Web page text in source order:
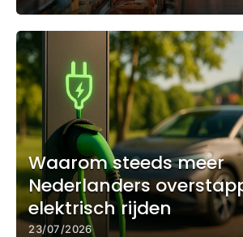
Waarom steeds meer
Nederlanders
elektrisch rijden
23/07/2026